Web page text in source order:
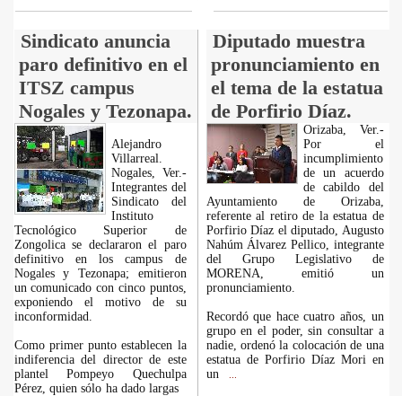
Sindicato anuncia
paro definitivo en el
ITSZ campus
Nogales y Tezonapa.
Diputado muestra
pronunciamiento en
el tema de la estatua
de Porfirio Díaz.
Alejandro
Villarreal.
Nogales, Ver.-
Integrantes del
Sindicato del
Instituto
Tecnológico Superior de
Zongolica se declararon el paro
definitivo en los campus de
Nogales y Tezonapa; emitieron
un comunicado con cinco puntos,
exponiendo el motivo de su
inconformidad.
Como primer punto establecen la
indiferencia del director de este
plantel Pompeyo Quechulpa
Pérez, quien sólo ha dado largas
Orizaba, Ver.-
Por el
incumplimiento
de un acuerdo
de cabildo del
Ayuntamiento de Orizaba,
referente al retiro de la estatua de
Porfirio Díaz el diputado, Augusto
Nahúm Álvarez Pellico, integrante
del Grupo Legislativo de
MORENA, emitió un
pronunciamiento.
Recordó que hace cuatro años, un
grupo en el poder, sin consultar a
nadie, ordenó la colocación de una
estatua de Porfirio Díaz Mori en
un